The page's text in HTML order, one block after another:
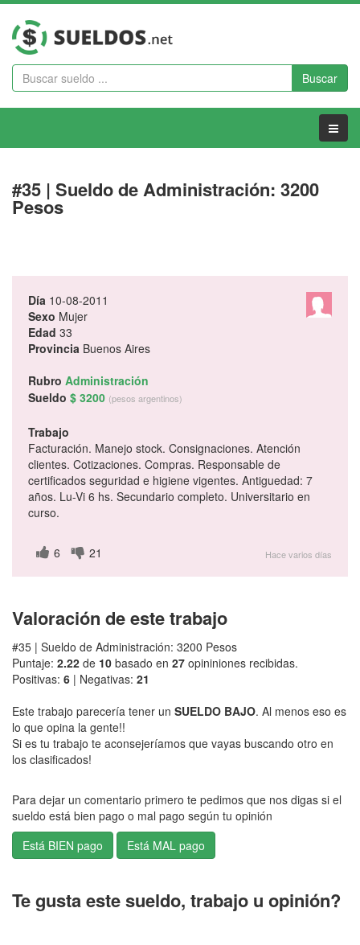
Buscar
Menu
#35 | Sueldo de Administración: 3200
Pesos
Día 10-08-2011
Sexo Mujer
Edad 33
Provincia Buenos Aires
Rubro Administración
Sueldo $ 3200 (pesos argentinos)
Trabajo
Facturación. Manejo stock. Consignaciones. Atención
clientes. Cotizaciones. Compras. Responsable de
certificados seguridad e higiene vigentes. Antiguedad: 7
años. Lu-Vi 6 hs. Secundario completo. Universitario en
curso.
6 21 Hace varios días
Valoración de este trabajo
#35 | Sueldo de Administración: 3200 Pesos
Puntaje: 2.22 de 10 basado en 27 opininiones recibidas.
Positivas: 6 | Negativas: 21
Este trabajo parecería tener un SUELDO BAJO. Al menos eso es
lo que opina la gente!!
Si es tu trabajo te aconsejeríamos que vayas buscando otro en
los clasificados!
Para dejar un comentario primero te pedimos que nos digas si el
sueldo está bien pago o mal pago según tu opinión
Te gusta este sueldo, trabajo u opinión?